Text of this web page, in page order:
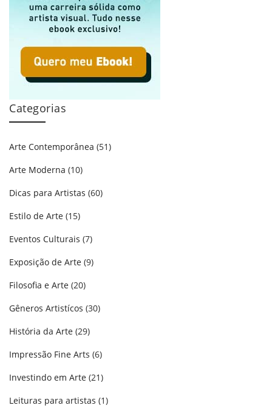
Categorias
Arte Contemporânea (51)
Arte Moderna (10)
Dicas para Artistas (60)
Estilo de Arte (15)
Eventos Culturais (7)
Exposição de Arte (9)
Filosofia e Arte (20)
Gêneros Artistícos (30)
História da Arte (29)
Impressão Fine Arts (6)
Investindo em Arte (21)
Leituras para artistas (1)